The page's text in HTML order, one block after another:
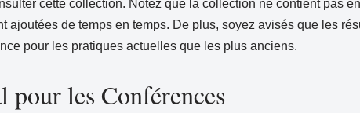
cette collection. Notez que la collection ne contient pas
ajoutées de temps en temps. De plus, soyez avisés que les
pour les pratiques actuelles que les plus anciens.
pour les Conférences